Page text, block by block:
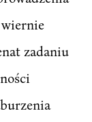
zadaniu